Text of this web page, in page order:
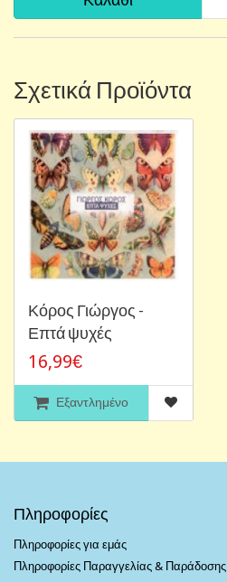
Σχετικά Προϊόντα
Κόρος Γιώργος -
Επτά ψυχές
16,99€
Εξαντλημένο
Πληροφορίες
Πληροφορίες για εμάς
Πληροφορίες Παραγγελίας & Παράδοσης